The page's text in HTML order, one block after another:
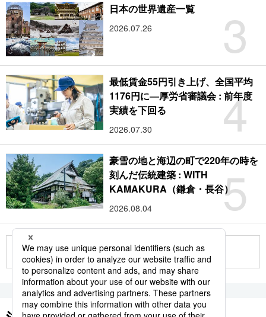
3
日本の世界遺産一覧
2026.07.26
4
最低賃金55円引き上げ、全国平均
1176円に―厚労省審議会 : 前年度
実績を下回る
2026.07.30
5
豪雪の地と海辺の町で220年の時を
刻んだ伝統建築 : WITH
KAMAKURA（鎌倉・長谷）
2026.08.04
もっと見る